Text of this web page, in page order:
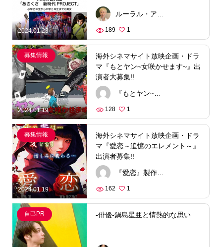
2024.01.23 189 1
2024.01.19
募集情報
海外シネマサイト放映企画・ドラ
マ『もとヤン~女咲かせます~』出
演者大募集!!
『もとヤン~女咲かせます~』製作委員会
128 1
2024.01.19
募集情報
海外シネマサイト放映企画・ドラ
マ『愛恋～追憶のエレメント～』
出演者募集!!
『愛恋』製作委員会
162 1
自己PR -俳優-鍋島星亜と情熱的な思い